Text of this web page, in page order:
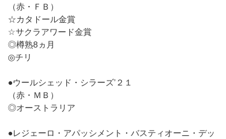
（赤・ＦＢ）
☆カタドール金賞
☆サクラアワード金賞
◎樽熟8ヵ月
◎チリ
●ウールシェッド・シラーズ’２１
（赤・ＭＢ）
◎オーストラリア
●レジェーロ・アパッシメント・バスティオーニ・デッ